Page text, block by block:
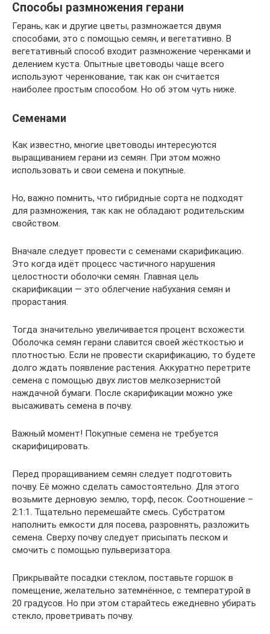
Способы размножения герани
Герань, как и другие цветы, размножается двумя
способами, это с помощью семян, и вегетативно. В
вегетативный способ входит размножение черенками и
делением куста. Опытные цветоводы чаще всего
используют черенкование, так как он считается
наиболее простым способом. Но об этом чуть ниже.
Семенами
Как известно, многие цветоводы интересуются
выращиванием герани из семян. При этом можно
использовать и свои семена и покупные.
Но, важно помнить, что гибридные сорта не подходят
для размножения, так как не обладают родительским
свойством.
Вначале следует провести с семенами скарификацию.
Это когда идёт процесс частичного нарушения
целостности оболочки семян. Главная цель
скарификации — это облегчение набухания семян и
прорастания.
Тогда значительно увеличивается процент всхожести.
Оболочка семян герани славится своей жёсткостью и
плотностью. Если не провести скарификацию, то будете
долго ждать появление растения. Аккуратно перетрите
семена с помощью двух листов мелкозернистой
наждачной бумаги. После скарификации можно уже
высаживать семена в почву.
Важный момент! Покупные семена не требуется
скарифицировать.
Перед проращиванием семян следует подготовить
почву. Её можно сделать самостоятельно. Для этого
возьмите дерновую землю, торф, песок. Соотношение –
2:1:1. Тщательно перемешайте смесь. Субстратом
наполнить емкости для посева, разровнять, разложить
семена. Сверху почву следует присыпать песком и
смочить с помощью пульверизатора.
Прикрывайте посадки стеклом, поставьте горшок в
помещение, желательно затемнённое, с температурой в
20 градусов. Но при этом старайтесь ежедневно убирать
стекло, проветривать почву.